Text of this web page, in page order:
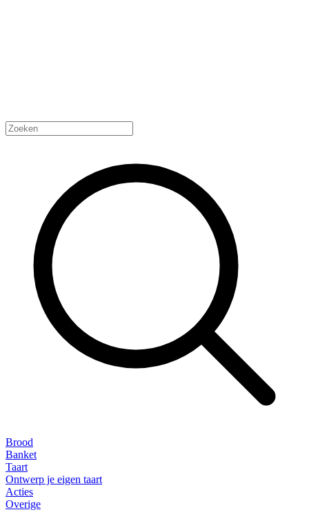
Brood
Banket
Taart
Ontwerp je eigen taart
Acties
Overige